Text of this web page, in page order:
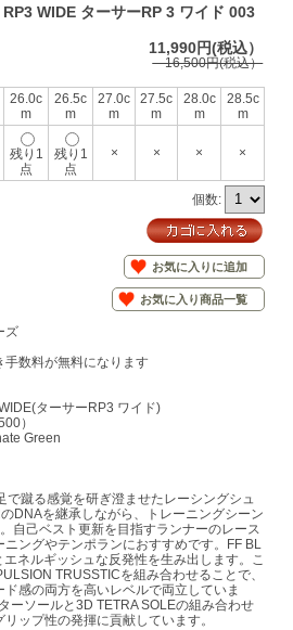
WIDE ターサーRP 3 ワイド 003
11,990円(税込）
16,500円(税込）
26.0c
m
26.5c
m
27.0c
m
27.5c
m
28.0c
m
28.5c
m
残り1
点
残り1
点
× × × ×
個数:
お気に入りに追加
お気に入り商品一覧
ズ
手数料が無料になります
ターサーRP3 ワイド)
）
Green
で蹴る感覚を研ぎ澄ませたレーシングシュ
DNAを継承しながら、トレーニングシーン
自己ベスト更新を目指すランナーのレース
ングやテンポランにおすすめです。FF BL
ネルギッシュな反発性を生み出します。こ
TRUSSTICを組み合わせることで、
感の両方を高いレベルで両立していま
ーソールと3D TETRA SOLEの組み合わせ
ップ性の発揮に貢献しています。